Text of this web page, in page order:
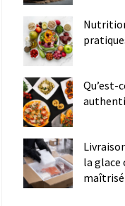
Qu’est-
la glace
maîtrisé